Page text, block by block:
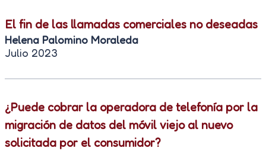
El fin de las llamadas comerciales no deseadas
Helena Palomino Moraleda
Julio 2023
¿Puede cobrar la operadora de telefonía por la
migración de datos del móvil viejo al nuevo
solicitada por el consumidor?